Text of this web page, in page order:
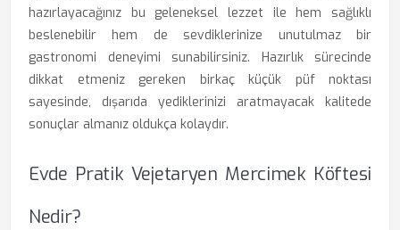
hazırlayacağınız bu geleneksel lezzet ile hem sağlıklı
beslenebilir hem de sevdiklerinize unutulmaz bir
gastronomi deneyimi sunabilirsiniz. Hazırlık sürecinde
dikkat etmeniz gereken birkaç küçük püf noktası
sayesinde, dışarıda yediklerinizi aratmayacak kalitede
sonuçlar almanız oldukça kolaydır.
Evde Pratik Vejetaryen Mercimek Köftesi
Nedir?